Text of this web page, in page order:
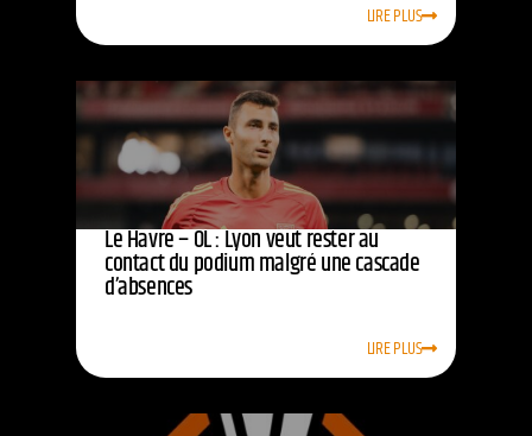
LIRE PLUS
Le Havre – OL : Lyon veut rester au
contact du podium malgré une cascade
d’absences
LIRE PLUS